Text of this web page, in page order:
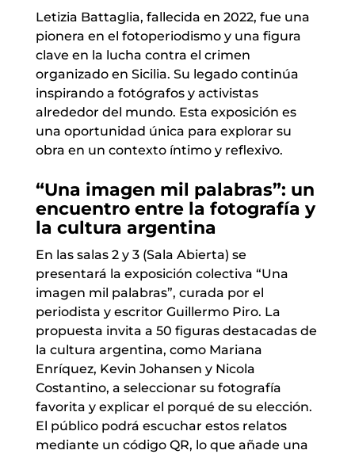
Letizia Battaglia, fallecida en 2022, fue una
pionera en el fotoperiodismo y una figura
clave en la lucha contra el crimen
organizado en Sicilia. Su legado continúa
inspirando a fotógrafos y activistas
alrededor del mundo. Esta exposición es
una oportunidad única para explorar su
obra en un contexto íntimo y reflexivo.
“Una imagen mil palabras”: un
encuentro entre la fotografía y
la cultura argentina
En las salas 2 y 3 (Sala Abierta) se
presentará la exposición colectiva “Una
imagen mil palabras”, curada por el
periodista y escritor Guillermo Piro. La
propuesta invita a 50 figuras destacadas de
la cultura argentina, como Mariana
Enríquez, Kevin Johansen y Nicola
Costantino, a seleccionar su fotografía
favorita y explicar el porqué de su elección.
El público podrá escuchar estos relatos
mediante un código QR, lo que añade una